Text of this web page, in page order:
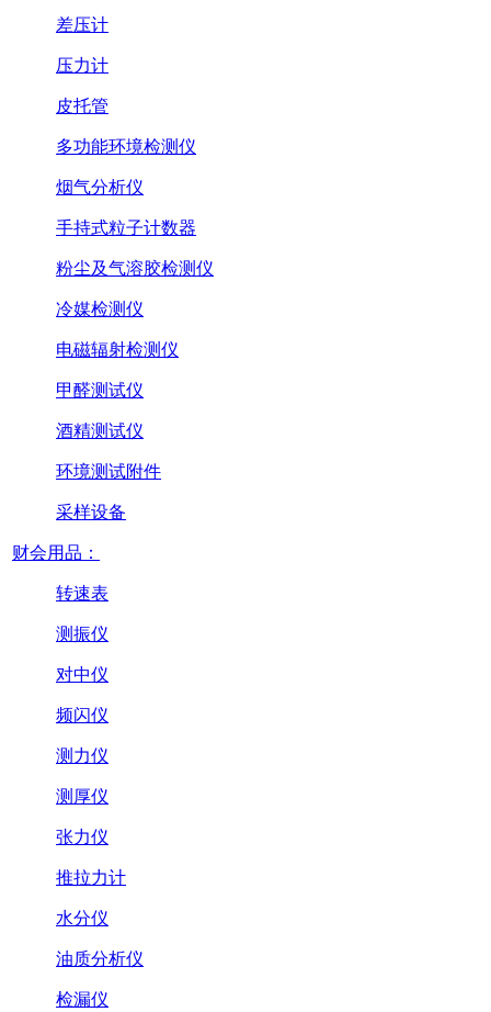
差压计
压力计
皮托管
多功能环境检测仪
烟气分析仪
手持式粒子计数器
粉尘及气溶胶检测仪
冷媒检测仪
电磁辐射检测仪
甲醛测试仪
酒精测试仪
环境测试附件
采样设备
财会用品：
转速表
测振仪
对中仪
频闪仪
测力仪
测厚仪
张力仪
推拉力计
水分仪
油质分析仪
检漏仪